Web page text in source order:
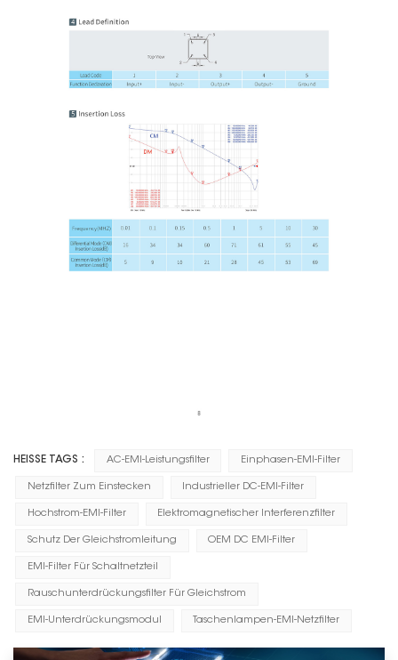
HEISSE TAGS : AC-EMI-Leistungsfilter Einphasen-EMI-Filter
Netzfilter Zum Einstecken Industrieller DC-EMI-Filter
Hochstrom-EMI-Filter Elektromagnetischer Interferenzfilter
Schutz Der Gleichstromleitung OEM DC EMI-Filter
EMI-Filter Für Schaltnetzteil
Rauschunterdrückungsfilter Für Gleichstrom
EMI-Unterdrückungsmodul Taschenlampen-EMI-Netzfilter